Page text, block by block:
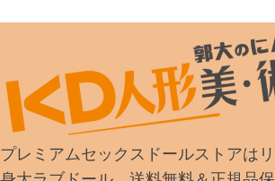
プレミアムセックスドールストアは